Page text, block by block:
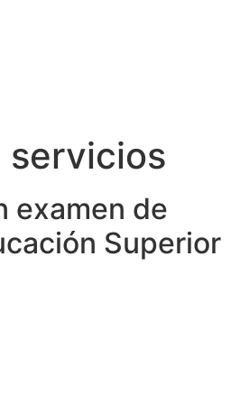
servicios
examen de
Superior